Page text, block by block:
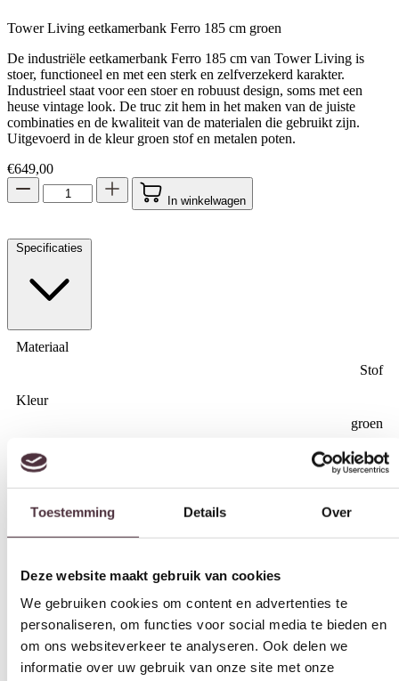
Toestemming Over
Deze website maakt gebruik van cookies
We gebruiken cookies om content en advertenties te
om ons websiteverkeer te analyseren. Ook delen we
informatie over uw gebruik van onze site met onze
partners voor social media, adverteren en analyse. Deze
partners kunnen deze gegevens combineren met andere
Tower Living eetkamerbank Ferro 185 cm groen
De industriële eetkamerbank Ferro 185 cm van Tower Living is
stoer, functioneel en met een sterk en zelfverzekerd karakter.
Industrieel staat voor een stoer en robuust design, soms met een
heuse vintage look. De truc zit hem in het maken van de juiste
combinaties en de kwaliteit van de materialen die gebruikt zijn.
Uitgevoerd in de kleur groen stof en metalen poten.
€649,00
In winkelwagen
Specificaties
Materiaal
Stof
Kleur
groen
Breedte (cm)
18,5 cm
Diepte (cm)
Zitdiepte (cm)
Zithoogte (cm)